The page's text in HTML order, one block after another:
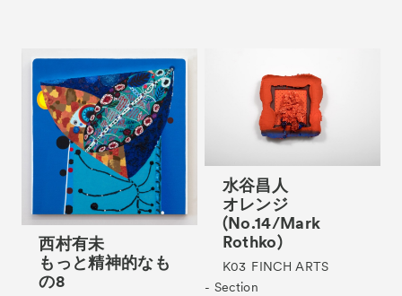
西村有未
もっと精神的なも
の8
水谷昌人
オレンジ
(No.14/Mark
Rothko)
K03 FINCH ARTS
- Section